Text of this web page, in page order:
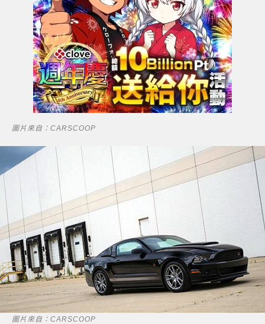
圖片來自：CARSCOOP
圖片來自：CARSCOOP